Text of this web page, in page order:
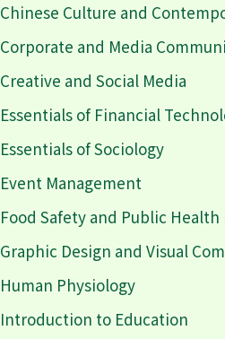
Chinese Culture and
Corporate and Media
Creative and Social Media
Essentials of Financial
Essentials of Sociology
Event Management
Food Safety and Public
Graphic Design and Visual
Human Physiology
Introduction to Education